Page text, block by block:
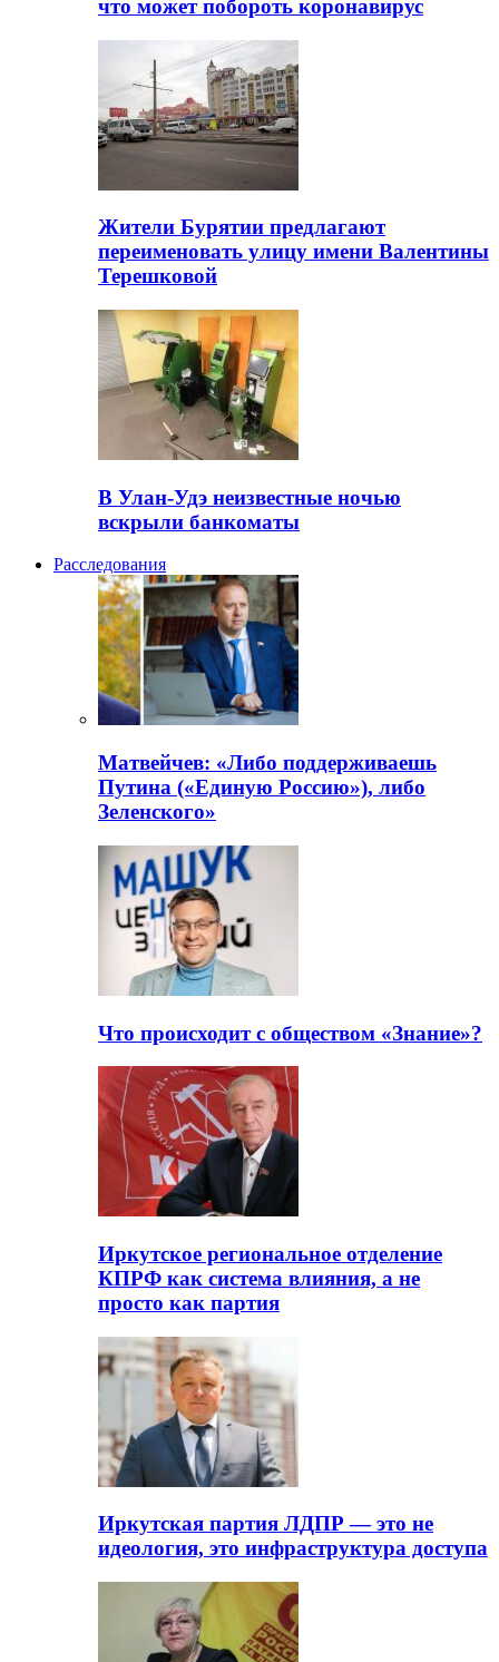
что может побороть коронавирус
Жители Бурятии предлагают
переименовать улицу имени Валентины
Терешковой
В Улан-Удэ неизвестные ночью
вскрыли банкоматы
Расследования
Матвейчев: «Либо поддерживаешь
Путина («Единую Россию»), либо
Зеленского»
Что происходит с обществом «Знание»?
Иркутское региональное отделение
КПРФ как система влияния, а не
просто как партия
Иркутская партия ЛДПР — это не
идеология, это инфраструктура доступа